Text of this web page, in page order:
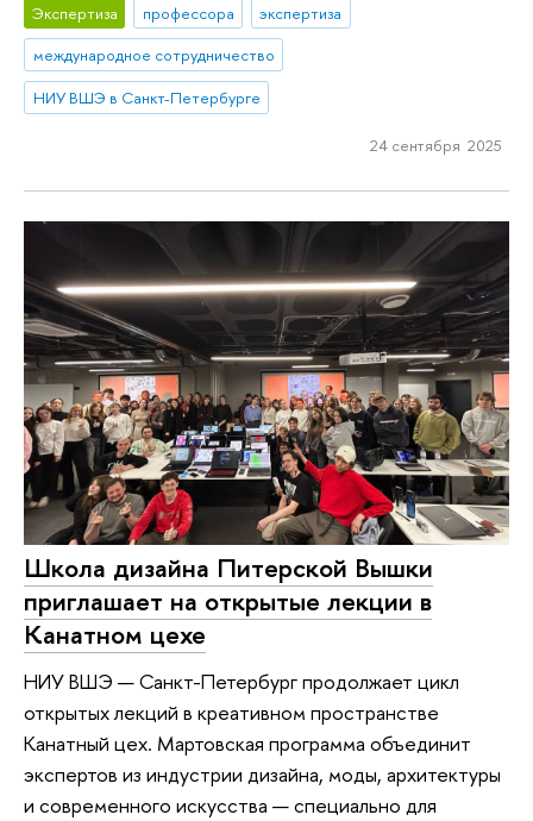
Экспертиза профессора
экспертиза
международное сотрудничество
НИУ ВШЭ в Санкт-Петербурге
24 сентября 2025
Школа дизайна Питерской Вышки
приглашает на открытые лекции в
Канатном цехе
НИУ ВШЭ — Санкт-Петербург продолжает цикл
открытых лекций в креативном пространстве
Канатный цех. Мартовская программа объединит
экспертов из индустрии дизайна, моды, архитектуры
и современного искусства — специально для